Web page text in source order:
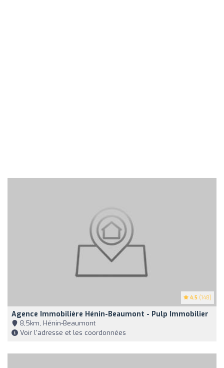
4.5 (148)
Agence Immobilière Hénin-Beaumont - Pulp Immobilier
8,5km, Hénin-Beaumont
Voir l'adresse et les coordonnées